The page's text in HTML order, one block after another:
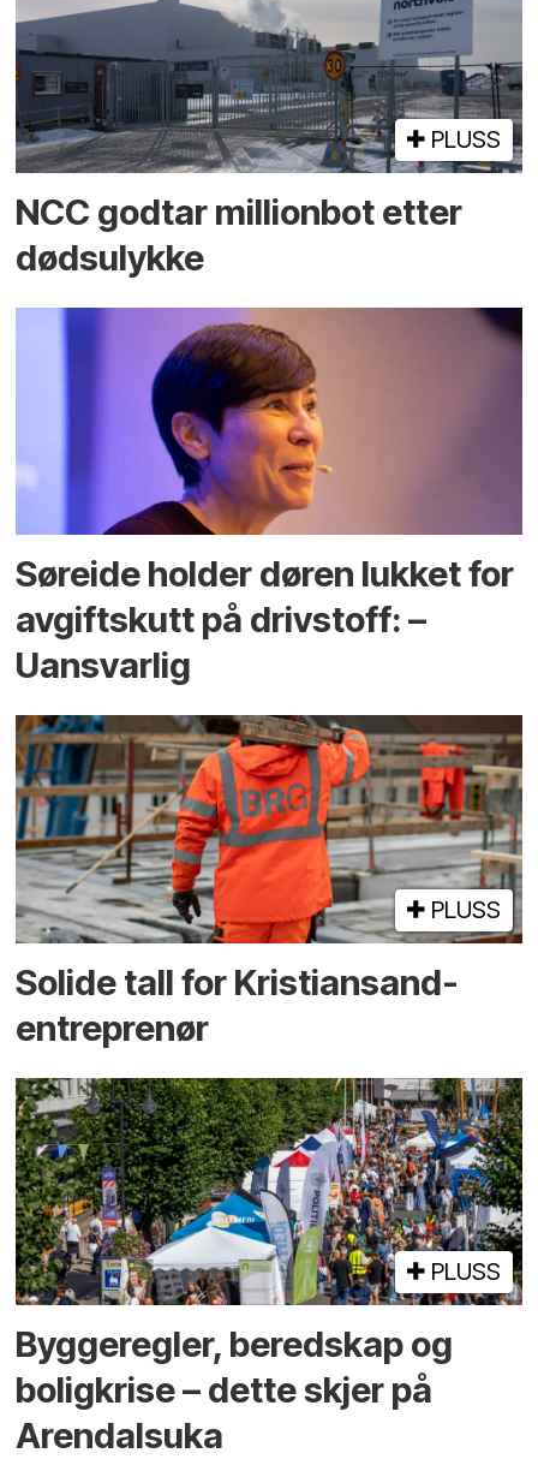
PLUSS
NCC godtar millionbot etter
dødsulykke
Søreide holder døren lukket for
avgiftskutt på drivstoff: –
Uansvarlig
PLUSS
Solide tall for Kristiansand-
entreprenør
PLUSS
Bygge­regler, beredskap og
bolig­krise – dette skjer på
Arendals­uka